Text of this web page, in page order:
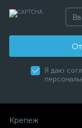
Я даю
Крепеж